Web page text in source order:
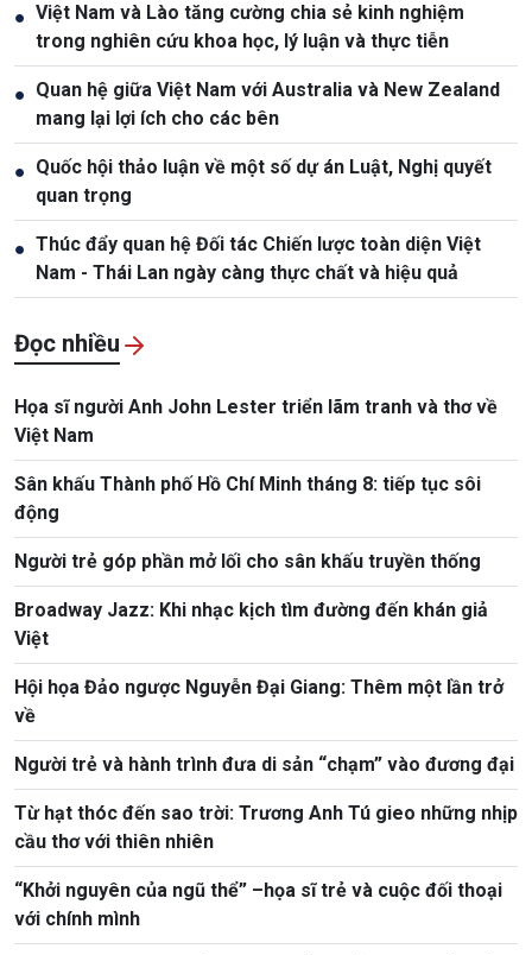
● Việt Nam và Lào tăng cường chia sẻ kinh nghiệm
trong nghiên cứu khoa học, lý luận và thực tiễn
● Quan hệ giữa Việt Nam với Australia và New Zealand
mang lại lợi ích cho các bên
● Quốc hội thảo luận về một số dự án Luật, Nghị quyết
quan trọng
● Thúc đẩy quan hệ Đối tác Chiến lược toàn diện Việt
Nam - Thái Lan ngày càng thực chất và hiệu quả
Đọc nhiều
Họa sĩ người Anh John Lester triển lãm tranh và thơ về
Việt Nam
Sân khấu Thành phố Hồ Chí Minh tháng 8: tiếp tục sôi
động
Người trẻ góp phần mở lối cho sân khấu truyền thống
Broadway Jazz: Khi nhạc kịch tìm đường đến khán giả
Việt
Hội họa Đảo ngược Nguyễn Đại Giang: Thêm một lần trở
về
Người trẻ và hành trình đưa di sản “chạm” vào đương đại
Từ hạt thóc đến sao trời: Trương Anh Tú gieo những nhịp
cầu thơ với thiên nhiên
“Khởi nguyên của ngũ thể” –họa sĩ trẻ và cuộc đối thoại
với chính mình